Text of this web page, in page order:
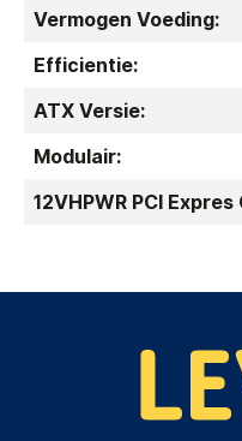
Vermogen Voeding:
Efficientie:
ATX Versie:
Modulair:
12VHPWR PCI